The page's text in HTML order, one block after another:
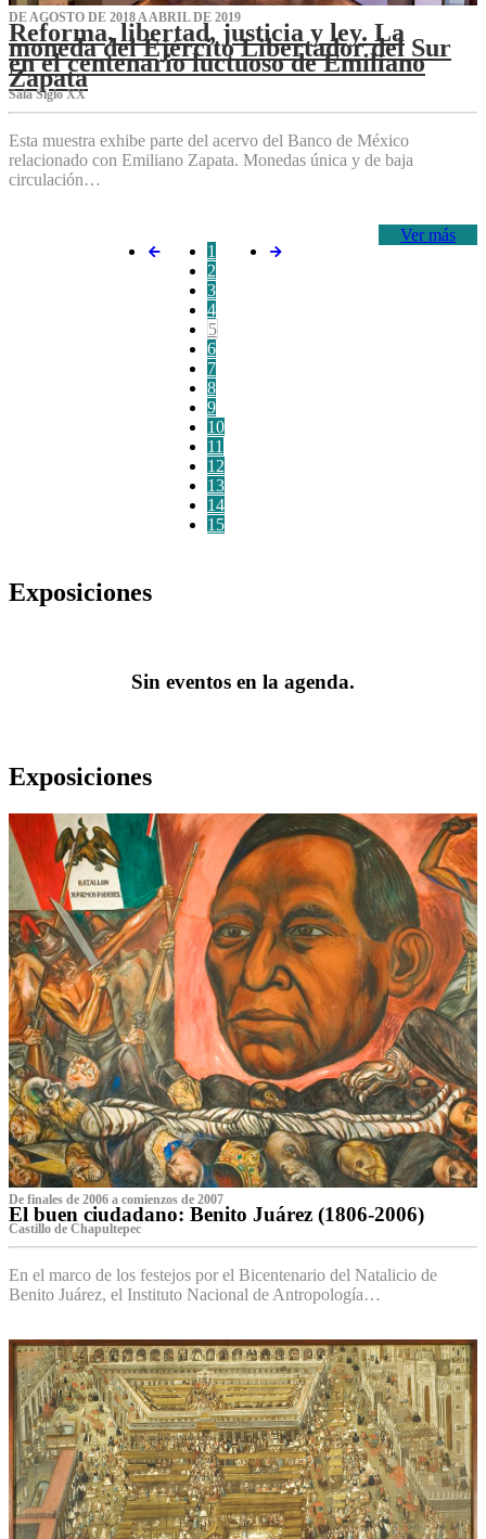
DE AGOSTO DE 2018 A ABRIL DE 2019
Reforma, libertad, justicia y ley. La
moneda del Ejército Libertador del Sur
en el centenario luctuoso de Emiliano
Zapata
Sala Siglo XX
Esta muestra exhibe parte del acervo del Banco de México
relacionado con Emiliano Zapata. Monedas única y de baja
circulación…
Ver más
1
2
3
4
5
6
7
8
9
10
11
12
13
14
15
Exposiciones
Sin eventos en la agenda.
Exposiciones
De finales de 2006 a comienzos de 2007
El buen ciudadano: Benito Juárez (1806-2006)
Castillo de Chapultepec
En el marco de los festejos por el Bicentenario del Natalicio de
Benito Juárez, el Instituto Nacional de Antropología…